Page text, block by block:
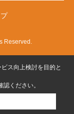
Reserved.
ス向上検討を目的と
認ください。